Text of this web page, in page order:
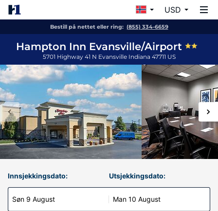
USD
Bestill på nettet eller ring: (855) 334-6659
Hampton Inn Evansville/Airport
5701 Highway 41 N Evansville Indiana 47711 US
Innsjekkingsdato:
Søn 9 August
Utsjekkingsdato:
Man 10 August